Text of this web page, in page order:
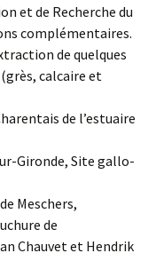
et de Recherche du
complémentaires.
de quelques
calcaire et
de l’estuaire
Gironde, Site gallo-
Meschers,
de
Chauvet et Hendrik